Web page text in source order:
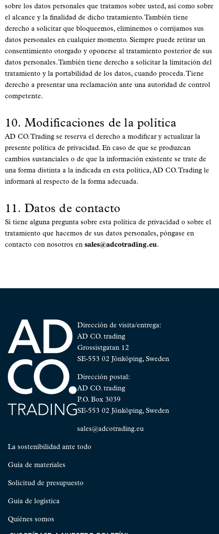
sobre los datos personales que tratamos sobre usted, así como sobre
el alcance y la finalidad de dicho tratamiento. También tiene
derecho a solicitar que bloqueemos, eliminemos o corrijamos sus
datos personales en cualquier momento. Siempre puede retirar un
consentimiento otorgado y oponerse al tratamiento posterior de sus
datos personales. También tiene derecho a solicitar la limitación del
tratamiento y la portabilidad de los datos, cuando proceda. Tiene
derecho a presentar una reclamación ante una autoridad de control
competente.
10. Modificaciones de la política
AD CO. Trading se reserva el derecho a modificar y actualizar la
presente política de privacidad. En caso de que se produzcan
cambios sustanciales o de que la información existente se trate de
una forma distinta a la indicada en esta política, AD CO. Trading le
informará al respecto de la forma adecuada.
11. Datos de contacto
Si tiene alguna pregunta sobre esta política de privacidad o sobre el
tratamiento que hacemos de sus datos personales, póngase en
contacto con nosotros en sales@adcotrading.eu.
La sostenibilidad ante todo
Guía de materiales
Solicitud de presupuesto
Guía de logística
Quiénes somos
Dirección de visita/entrega:
AD CO. trading
Grossistgatan 12
SE-553 02 Jönköping, Sweden
Dirección postal:
AD CO. trading
P.O. Box 3039
SE-553 02 Jönköping, Sweden
sales@adcotrading.eu